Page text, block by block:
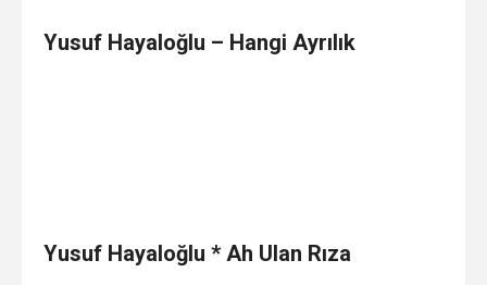
Yusuf Hayaloğlu – Hangi Ayrılık
Yusuf Hayaloğlu * Ah Ulan Rıza